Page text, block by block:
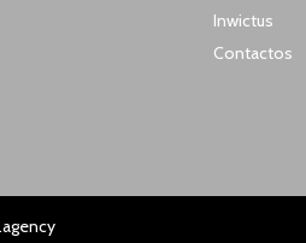
Inwictus
Contactos